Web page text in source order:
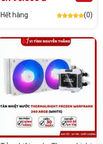
Hết hàng (0)